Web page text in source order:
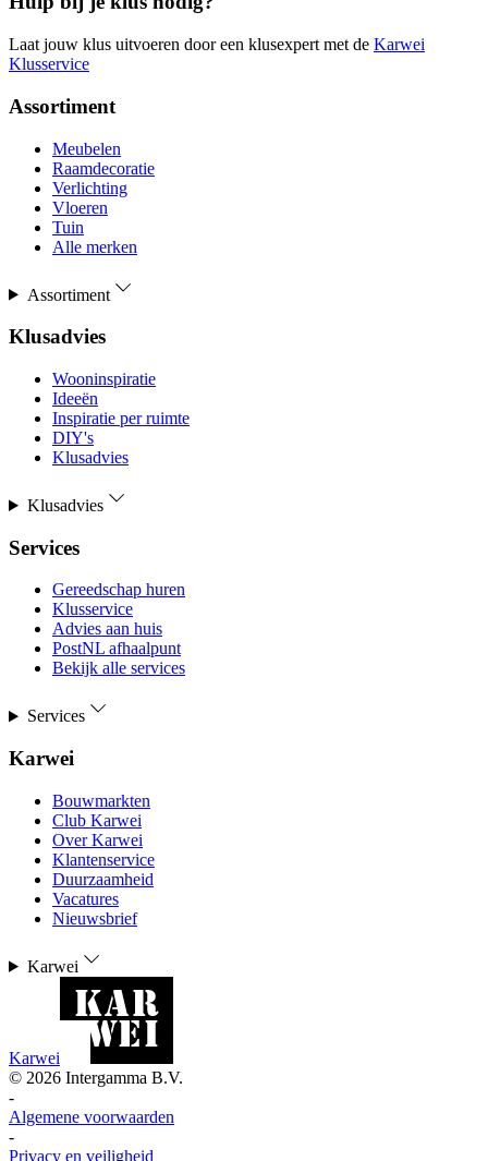
Laat jouw klus uitvoeren door een klusexpert met de Karwei
Klusservice
Assortiment
Meubelen
Raamdecoratie
Verlichting
Vloeren
Tuin
Alle merken
Assortiment
Klusadvies
Wooninspiratie
Ideeën
Inspiratie per ruimte
DIY's
Klusadvies
Klusadvies
Services
Gereedschap huren
Klusservice
Advies aan huis
PostNL afhaalpunt
Bekijk alle services
Services
Karwei
Bouwmarkten
Club Karwei
Over Karwei
Klantenservice
Duurzaamheid
Vacatures
Nieuwsbrief
Karwei
Karwei
© 2026 Intergamma B.V.
-
Algemene voorwaarden
-
Privacy en veiligheid